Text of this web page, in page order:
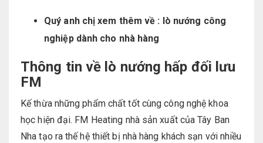
Quý anh chị xem thêm về : lò nướng công
nghiệpdành cho nhà hàng
Thông tin về lò nướng hấp đối lưu
FM
Kế thừa những phẩm chất tốt cùng công nghệ khoa
học hiện đại. FM Heating nhà sản xuất của Tây Ban
Nha tạo ra thế hệ thiết bị nhà hàng khách sạn với nhiều